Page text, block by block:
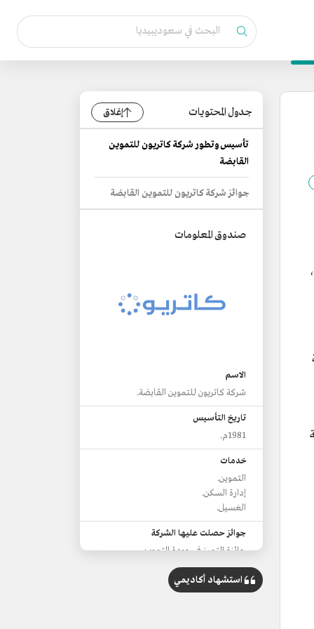
جدول المحتويات إغلاق
تأسيس وتطور شركة كاتريون للتموين
القابضة
جوائز شركة كاتريون للتموين القابضة
صندوق المعلومات
الاسم
شركة كاتريون للتموين القابضة.
تاريخ التأسيس
1981م.
خدمات
التموين.
إدارة السكن.
الغسيل.
جوائز حصلت عليها الشركة
جائزة التميز في جودة التموين.
شهادة أنظمة إدارة السلامة والصحة
المهنية.
استشهاد أكاديمي